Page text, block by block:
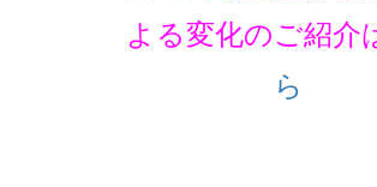
よる変化のご紹介
ら